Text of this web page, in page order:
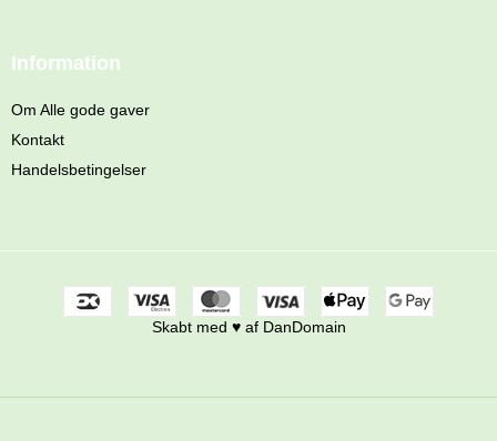
Information
Om Alle gode gaver
Kontakt
Handelsbetingelser
Skabt med ♥ af DanDomain